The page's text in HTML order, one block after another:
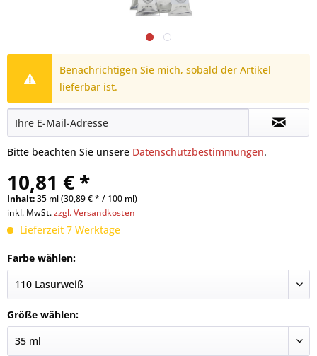
Benachrichtigen Sie mich, sobald der Artikel
lieferbar ist.
Bitte beachten Sie unsere Datenschutzbestimmungen.
10,81 € *
Inhalt:35 ml (30,89 € * / 100 ml)
inkl. MwSt.zzgl. Versandkosten
Lieferzeit 7 Werktage
Farbe wählen:
Größe wählen: